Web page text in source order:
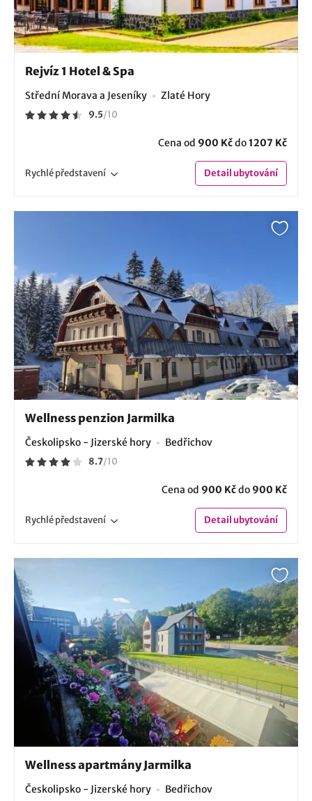
Rejvíz 1 Hotel & Spa
Střední Morava a Jeseníky Zlaté Hory
9.5/10
Cena od 900 Kčdo1207 Kč
Rychlépředstavení Detailubytování
Wellness penzion Jarmilka
Českolipsko - Jizerské hory Bedřichov
8.7/10
Cena od 900 Kčdo 900 Kč
Rychlépředstavení Detailubytování
Wellness apartmány Jarmilka
Českolipsko - Jizerské hory Bedřichov